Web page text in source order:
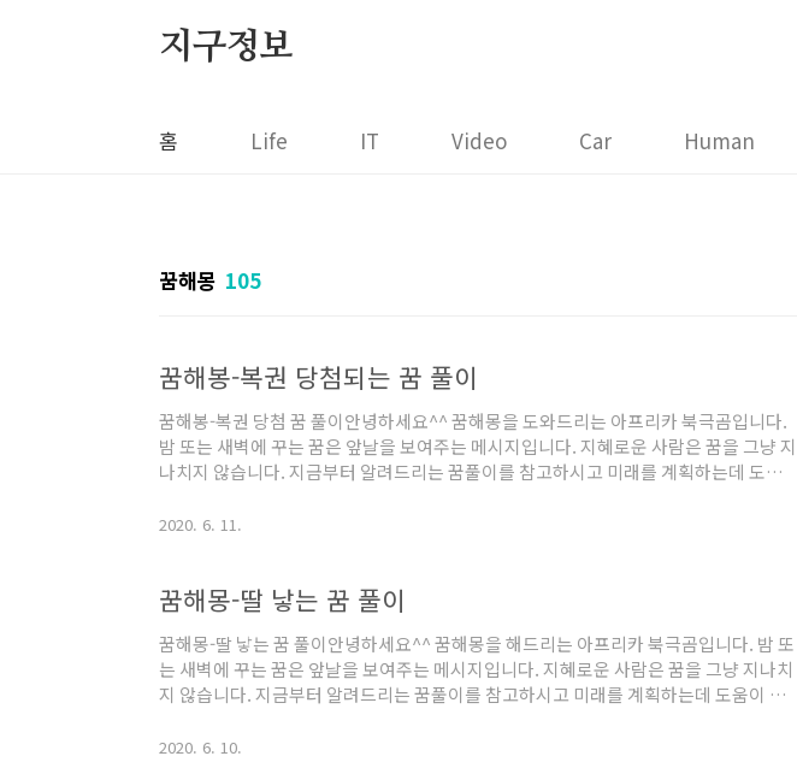
지구정보
홈 Life IT Video Car Human
꿈해몽 105
꿈해봉-복권 당첨되는 꿈 풀이
꿈해봉-복권 당첨 꿈 풀이안녕하세요^^ 꿈해몽을 도와드리는 아프리카 북극곰입니다.
밤 또는 새벽에 꾸는 꿈은 앞날을 보여주는 메시지입니다. 지혜로운 사람은 꿈을 그냥 지
나치지 않습니다. 지금부터 알려드리는 꿈풀이를 참고하시고 미래를 계획하는데 도움
는 경우는 현재 자신이 생각하지 못했던 행운이 찾아오는 것입니다. 꿈에서 복권 당첨되
많은 사람들이 돌아가신 조상님이 나타나셔서 번호를 알려주셨는데, 그때 그 번호로 당
2020. 6. 11.
꿈해몽-딸 낳는 꿈 풀이
꿈해몽-딸 낳는 꿈 풀이안녕하세요^^ 꿈해몽을 해드리는 아프리카 북극곰입니다. 밤 또
는 새벽에 꾸는 꿈은 앞날을 보여주는 메시지입니다. 지혜로운 사람은 꿈을 그냥 지나치
지 않습니다. 지금부터 알려드리는 꿈풀이를 참고하시고 미래를 계획하는데 도움이 되
과 딸의 구분없이 모두 선호하지만 과거에는 아들을 특별히 선호하기 때문에 딸을 낳은
2020. 6. 10.